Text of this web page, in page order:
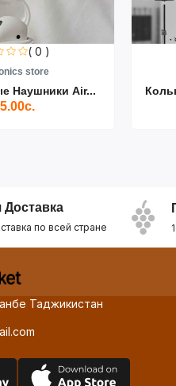
( 0 )
store
Наушники Air...
Доставка
по всей стране
Таджикистан